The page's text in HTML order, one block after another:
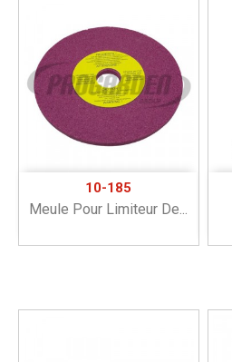
10-185
Meule Pour Limiteur De...